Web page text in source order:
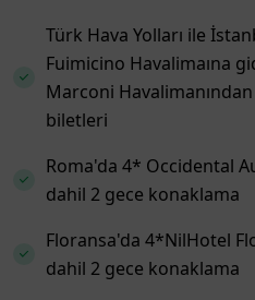
Türk Hava Yolları ile
Fuimicino Havalimaına
Marconi
biletleri
Roma'da 4* Occidental
dahil 2 gece konaklama
Floransa'da 4*NilHotel
dahil 2 gece konaklama